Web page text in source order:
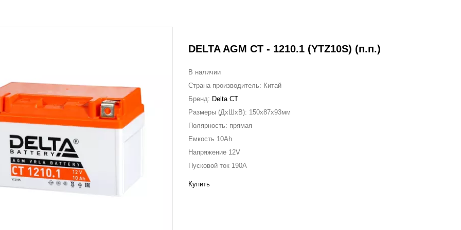
DELTA AGM CT - 1210.1 (YTZ10S) (п.п.)
В наличии
Страна производитель: Китай
Бренд: Delta CT
Размеры (ДxШxВ): 150x87x93мм
Полярность: прямая
Емкость 10Ah
Напряжение 12V
Пусковой ток 190A
Купить